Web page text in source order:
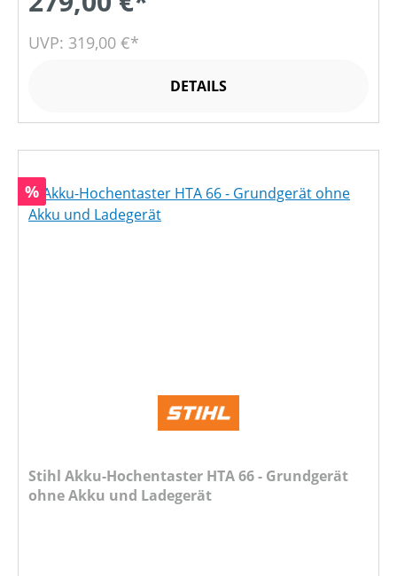
UVP: 319,00 €*
DETAILS
Rabatt
%
Stihl Akku-Hochentaster HTA 66 - Grundgerät
ohne Akku und Ladegerät